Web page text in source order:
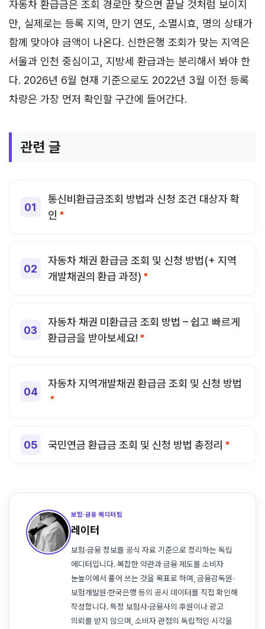
자동차 환급금은 조회 경로만 찾으면 끝날 것처럼 보이지
만, 실제로는 등록 지역, 만기 연도, 소멸시효, 명의 상태가
함께 맞아야 금액이 나온다. 신한은행 조회가 맞는 지역은
서울과 인천 중심이고, 지방세 환급과는 분리해서 봐야 한
다. 2026년 6월 현재 기준으로도 2022년 3월 이전 등록
차량은 가장 먼저 확인할 구간에 들어간다.
관련 글
통신비환급금조회 방법과 신청 조건 대상자 확
인
자동차 채권 환급금 조회 및 신청 방법(+ 지역
개발채권의 환급 과정)
자동차 채권 미환급금 조회 방법 – 쉽고 빠르게
환급금을 받아보세요!
자동차 지역개발채권 환급금 조회 및 신청 방법
국민연금 환급금 조회 및 신청 방법 총정리
보험·금융 에디터팀
레이터
보험·금융 정보를 공식 자료 기준으로 정리하는 독립
에디터입니다. 복잡한 약관과 금융 제도를 소비자
눈높이에서 풀어 쓰는 것을 목표로 하며, 금융감독원·
보험개발원·한국은행 등의 공시 데이터를 직접 확인해
작성합니다. 특정 보험사·금융사의 후원이나 광고
의뢰를 받지 않으며, 소비자 관점의 독립적인 시각을